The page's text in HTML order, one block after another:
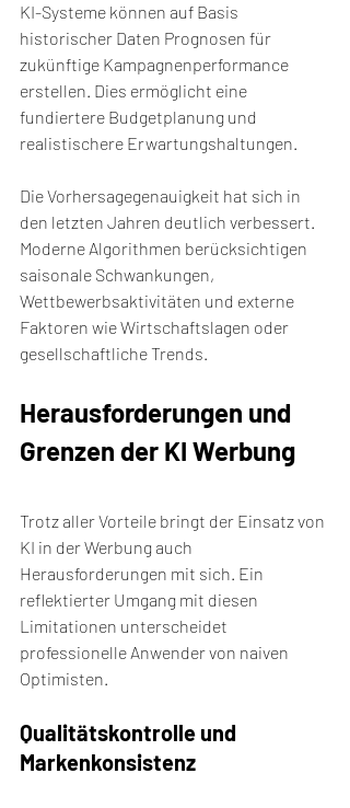
KI-Systeme können auf Basis
historischer Daten Prognosen für
zukünftige Kampagnenperformance
erstellen. Dies ermöglicht eine
fundiertere Budgetplanung und
realistischere Erwartungshaltungen.
Die Vorhersagegenauigkeit hat sich in
den letzten Jahren deutlich verbessert.
Moderne Algorithmen berücksichtigen
saisonale Schwankungen,
Wettbewerbsaktivitäten und externe
Faktoren wie Wirtschaftslagen oder
gesellschaftliche Trends.
Herausforderungen und
Grenzen der KI Werbung
Trotz aller Vorteile bringt der Einsatz von
KI in der Werbung auch
Herausforderungen mit sich. Ein
reflektierter Umgang mit diesen
Limitationen unterscheidet
professionelle Anwender von naiven
Optimisten.
Qualitätskontrolle und
Markenkonsistenz